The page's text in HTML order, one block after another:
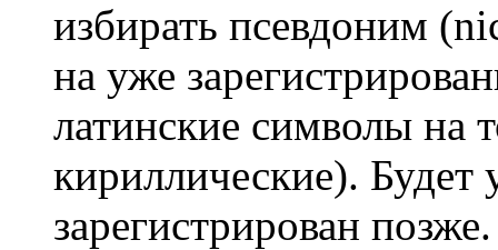
избирать псевдоним
на уже
латинские символы на
кириллические). Будет
зарегистрирован позже.